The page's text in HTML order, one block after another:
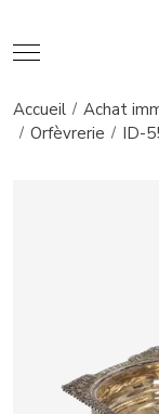
Accueil Achat
Orfèvrerie
ID-